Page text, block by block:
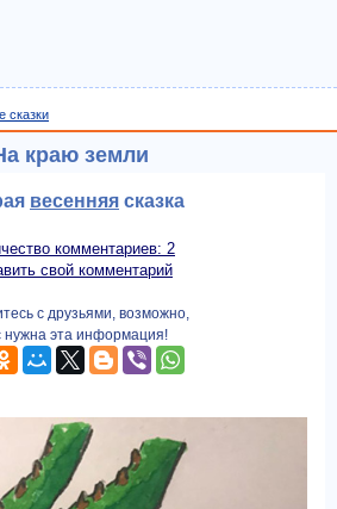
сказки
краю земли
весенняя сказка
комментариев: 2
свой комментарий
с друзьями, возможно,
нужна эта информация!